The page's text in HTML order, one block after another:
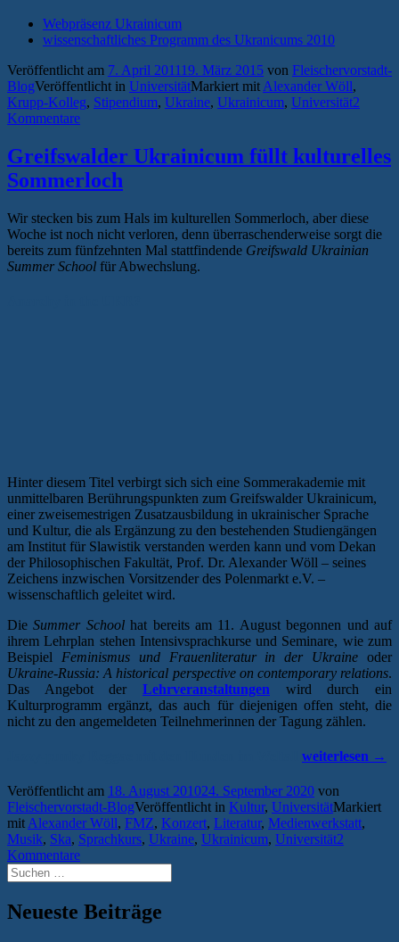
Webpräsenz Ukrainicum
wissenschaftliches Programm des Ukranicums 2010
Veröffentlicht am 7. April 201119. März 2015 von Fleischervorstadt-
BlogVeröffentlicht in UniversitätMarkiert mit Alexander Wöll,
Krupp-Kolleg, Stipendium, Ukraine, Ukrainicum, Universität2
Kommentare
Greifswalder Ukrainicum füllt kulturelles
Sommerloch
Wir stecken bis zum Hals im kulturellen Sommerloch, aber diese
Woche ist noch nicht verloren, denn überraschenderweise sorgt die
bereits zum fünfzehnten Mal stattfindende Greifswald Ukrainian
Summer School für Abwechslung.
Hinter diesem Titel verbirgt sich sich eine Sommerakademie mit
unmittelbaren Berührungspunkten zum Greifswalder Ukrainicum,
einer zweisemestrigen Zusatzausbildung in ukrainischer Sprache
und Kultur, die als Ergänzung zu den bestehenden Studiengängen
am Institut für Slawistik verstanden werden kann und vom Dekan
der Philosophischen Fakultät, Prof. Dr. Alexander Wöll – seines
Zeichens inzwischen Vorsitzender des Polenmarkt e.V. –
wissenschaftlich geleitet wird.
DieSummer Schoolhat bereits am 11. August begonnen und auf
ihrem Lehrplan stehen Intensivsprachkurse und Seminare, wie zum
Beispiel Feminismus und Frauenliteratur in der Ukraine oder
Ukraine-Russia: A historical perspective on contemporary relations.
Das Angebot der Lehrveranstaltungen wird durch ein
Kulturprogramm ergänzt, das auch für diejenigen offen steht, die
nicht zu den angemeldeten Teilnehmerinnen der Tagung zählen.
„Greifswalder
füllt
kulturelles
Sommerloch“
weiterlesen →
Veröffentlicht am 18. August 201024. September 2020 von
Fleischervorstadt-BlogVeröffentlicht in Kultur, UniversitätMarkiert
mit Alexander Wöll, FMZ, Konzert, Literatur, Medienwerkstatt,
Musik, Ska, Sprachkurs, Ukraine, Ukrainicum, Universität2
Kommentare
Suchen
nach:
Neueste Beiträge